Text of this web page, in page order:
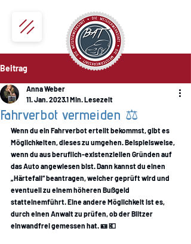
Beitrag
Fahrverbot vermeiden ⚖️
Anna Weber
11. Jan. 20231 Min. Lesezeit
Wenn du ein Fahrverbot erteilt bekommst, gibt es
Möglichkeiten, dieses zu umgehen. Beispielsweise,
wenn du aus beruflich-existenziellen Gründen auf
das Auto angewiesen bist. Dann kannst du einen
„Härtefall“ beantragen, welcher geprüft wird und
eventuell zu einem höheren Bußgeld
statteinemführt. Eine andere Möglichkeit ist es,
durch einen Anwalt zu prüfen, ob der Blitzer
einwandfrei gemessen hat. 🪪 💶